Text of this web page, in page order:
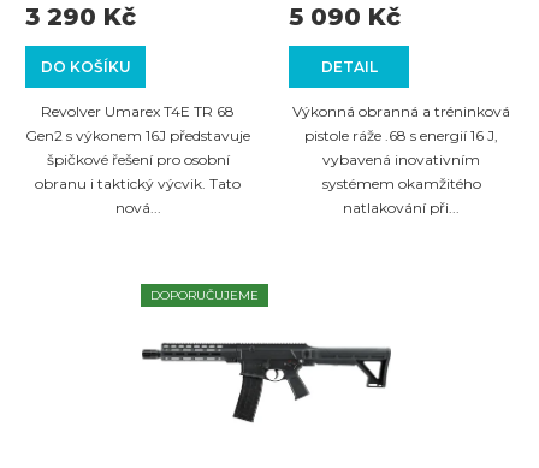
DO KOŠÍKU
3 290 Kč
Revolver Umarex T4E TR 68
Gen2 s výkonem 16J představuje
špičkové řešení pro osobní
obranu i taktický výcvik. Tato
nová...
DETAIL
5 090 Kč
Výkonná obranná a tréninková
pistole ráže .68 s energií 16 J,
vybavená inovativním
systémem okamžitého
natlakování při...
DOPORUČUJEME